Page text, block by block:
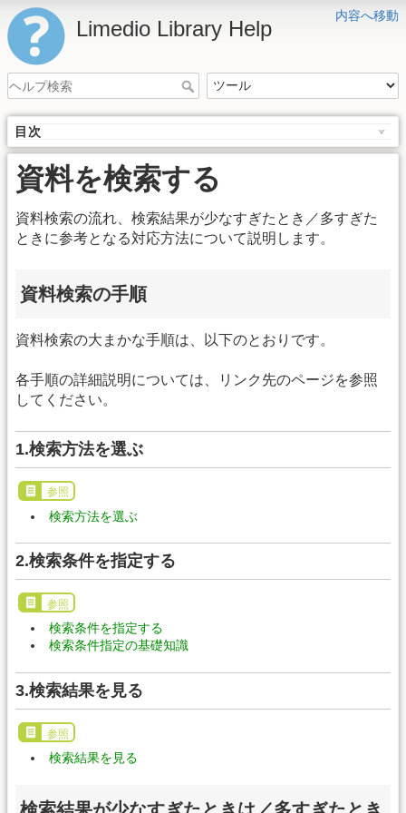
内容へ移動
Limedio Library Help
目次
資料を検索する
資料検索の流れ、検索結果が少なすぎたとき／多すぎた
ときに参考となる対応方法について説明します。
資料検索の手順
資料検索の大まかな手順は、以下のとおりです。
各手順の詳細説明については、リンク先のページを参照
してください。
1.検索方法を選ぶ
参照
検索方法を選ぶ
2.検索条件を指定する
参照
検索条件を指定する
検索条件指定の基礎知識
3.検索結果を見る
参照
検索結果を見る